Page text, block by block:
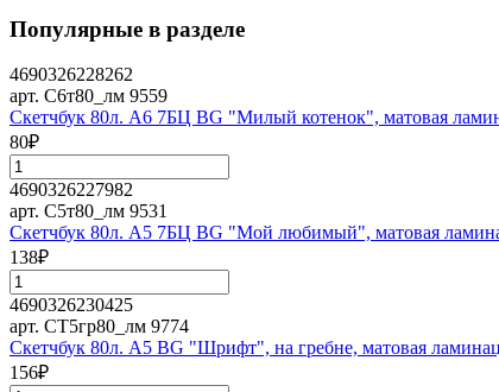
Популярные в разделе
4690326228262
арт. С6т80_лм 9559
Скетчбук 80л. А6 7БЦ BG "Милый котенок", матовая
80₽
4690326227982
арт. С5т80_лм 9531
Скетчбук 80л. А5 7БЦ BG "Мой любимый", матовая
138₽
4690326230425
арт. СТ5гр80_лм 9774
Скетчбук 80л. А5 BG "Шрифт", на гребне, матовая
156₽